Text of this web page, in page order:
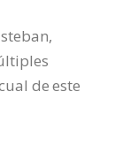
de este